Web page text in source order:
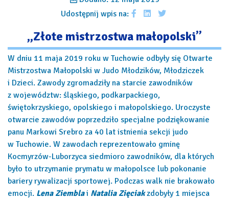
Udostępnij wpis na:
„Złote mistrzostwa małopolski”
W dniu 11 maja 2019 roku w Tuchowie odbyły się Otwarte
Mistrzostwa Małopolski w Judo Młodzików, Młodziczek
i Dzieci. Zawody zgromadziły na starcie zawodników
z województw: śląskiego, podkarpackiego,
świętokrzyskiego, opolskiego i małopolskiego. Uroczyste
otwarcie zawodów poprzedziło specjalne podziękowanie
panu Markowi Srebro za 40 lat istnienia sekcji judo
w Tuchowie. W zawodach reprezentowało gminę
Kocmyrzów-Luborzyca siedmioro zawodników, dla których
było to utrzymanie prymatu w małopolsce lub pokonanie
bariery rywalizacji sportowej. Podczas walk nie brakowało
emocji. Lena Ziemblai Natalia Zięciakzdobyły 1 miejsca